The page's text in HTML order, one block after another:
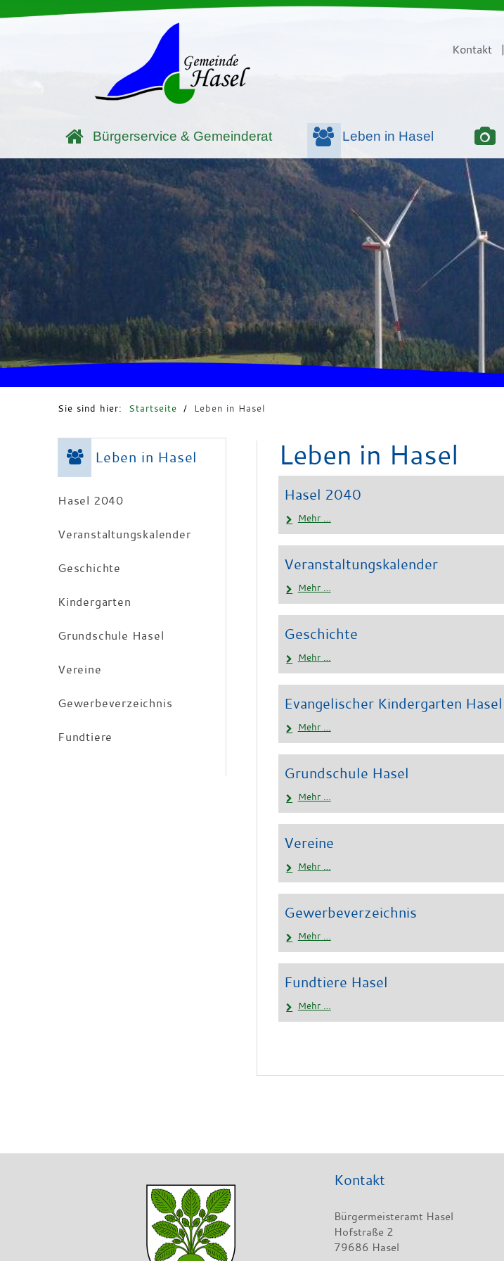
Kontakt |
Bürgerservice & Gemeinderat Leben in Hasel
Sie sind hier: Startseite / Leben in Hasel
Leben in Hasel
Hasel 2040
Veranstaltungskalender
Geschichte
Kindergarten
Grundschule Hasel
Vereine
Gewerbeverzeichnis
Fundtiere
Leben in Hasel
Hasel 2040
Mehr …
Veranstaltungskalender
Mehr …
Geschichte
Mehr …
Evangelischer Kindergarten Hasel
Mehr …
Grundschule Hasel
Mehr …
Vereine
Mehr …
Gewerbeverzeichnis
Mehr …
Fundtiere Hasel
Mehr …
Kontakt
Bürgermeisteramt Hasel
Hofstraße 2
79686 Hasel